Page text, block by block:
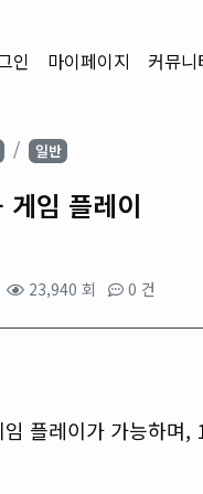
인 마이페이지 커뮤니
일반
임 플레이
23,940 회 0 건
플레이가 가능하며